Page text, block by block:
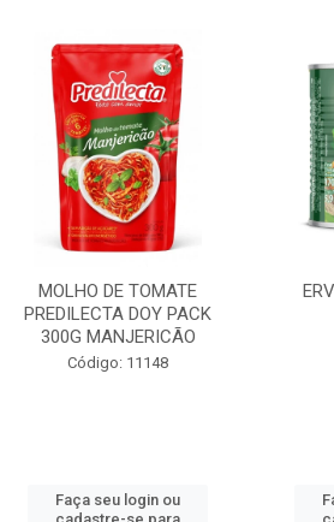
MOLHO DE TOMATE
PREDILECTA DOY PACK
300G MANJERICÃO
Código: 11148
Faça seu login ou